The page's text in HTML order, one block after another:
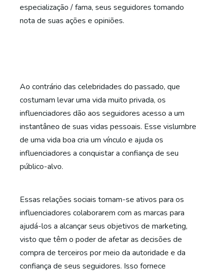
especialização / fama, seus seguidores tomando
nota de suas ações e opiniões.
Ao contrário das celebridades do passado, que
costumam levar uma vida muito privada, os
influenciadores dão aos seguidores acesso a um
instantâneo de suas vidas pessoais. Esse vislumbre
de uma vida boa cria um vínculo e ajuda os
influenciadores a conquistar a confiança de seu
público-alvo.
Essas relações sociais tornam-se ativos para os
influenciadores colaborarem com as marcas para
ajudá-los a alcançar seus objetivos de marketing,
visto que têm o poder de afetar as decisões de
compra de terceiros por meio da autoridade e da
confiança de seus seguidores. Isso fornece